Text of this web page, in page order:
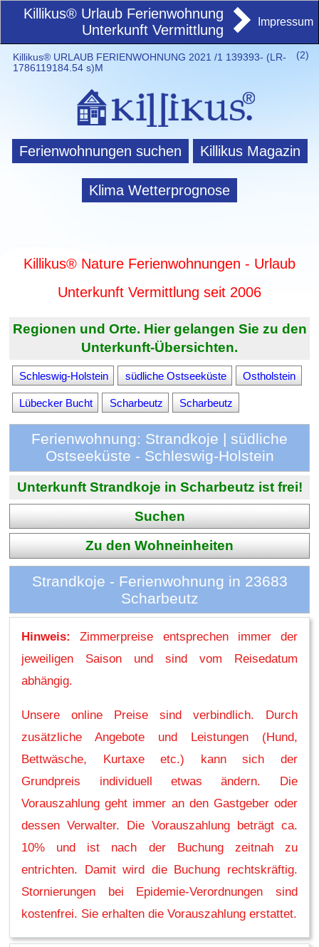
Killikus® Urlaub Ferienwohnung
Unterkunft Vermittlung
Impressum
(2)
Killikus® URLAUB FERIENWOHNUNG 2021 /1 139393- (LR-
1786119184.54 s)M
Ferienwohnungen suchen Killikus Magazin
Klima Wetterprognose
Killikus® Nature Ferienwohnungen - Urlaub
Unterkunft Vermittlung seit 2006
Regionen und Orte. Hier gelangen Sie zu den
Unterkunft-Übersichten.
Schleswig-Holstein südliche Ostseeküste Ostholstein
Lübecker Bucht Scharbeutz Scharbeutz
Ferienwohnung: Strandkoje | südliche
Ostseeküste - Schleswig-Holstein
Unterkunft Strandkoje in Scharbeutz ist frei!
Suchen
Zu den Wohneinheiten
Strandkoje - Ferienwohnung in 23683
Scharbeutz
Hinweis:
Zimmerpreise entsprechen immer der
jeweiligen Saison und sind vom Reisedatum
abhängig.
Unsere online Preise sind verbindlich. Durch
zusätzliche Angebote und Leistungen (Hund,
Bettwäsche, Kurtaxe etc.) kann sich der
Grundpreis individuell etwas ändern. Die
Vorauszahlung geht immer an den Gastgeber oder
dessen Verwalter. Die Vorauszahlung beträgt ca.
10% und ist nach der Buchung zeitnah zu
entrichten. Damit wird die Buchung rechtskräftig.
Stornierungen bei Epidemie-Verordnungen sind
kostenfrei. Sie erhalten die Vorauszahlung erstattet.